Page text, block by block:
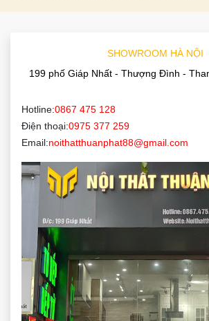
SHOWROOM HÀ NỘI
199 phố Giáp Nhất - Thượng Đình -
Hotline:0867 475 128
Điện thoại:0975 377 259
Email:noithatthuanphat88@gmail.com